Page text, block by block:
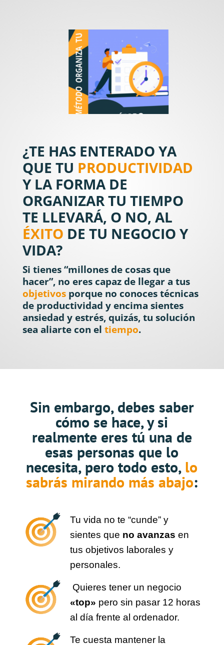
¿TE HAS ENTERADO YA
QUE TU PRODUCTIVIDAD
Y LA FORMA DE
ORGANIZAR TU TIEMPO
TE LLEVARÁ, O NO, AL
ÉXITO DE TU NEGOCIO Y
VIDA?
Si tienes“millones de cosas que
hacer”, no eres capaz de llegar a tus
objetivosporque no conoces técnicas
de productividad y encima sientes
ansiedad y estrés, quizás, tu solución
sea aliarte con el tiempo.
Sin embargo, debes saber
cómo se hace, y si
realmente eres tú una de
esas personas que lo
necesita, pero todo esto, lo
sabrás mirando más abajo:
Tu vida no te “cunde” y
sientes que no avanzas en
tus objetivos laborales y
personales.
Quieres tener un negocio
«top» pero sin pasar 12 horas
al día frente al ordenador.
Te cuesta mantener la